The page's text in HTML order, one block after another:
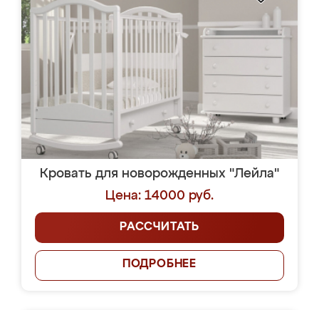
Кровать для новорожденных "Лейла"
Цена: 14000 руб.
РАССЧИТАТЬ
ПОДРОБНЕЕ